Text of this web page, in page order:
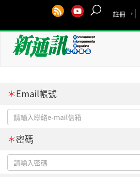
註冊
＊Email帳號
＊密碼